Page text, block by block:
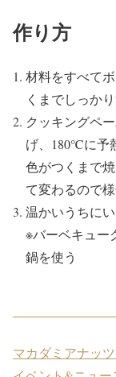
作り方
材料をすべて
くまでしっか
クッキングペ
げ、180℃に予
色がつくまで
て変わるので
温かいうちにい
※バーベキュー
鍋を使う
マカダミアナッ